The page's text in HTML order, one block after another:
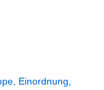
Einordnung,